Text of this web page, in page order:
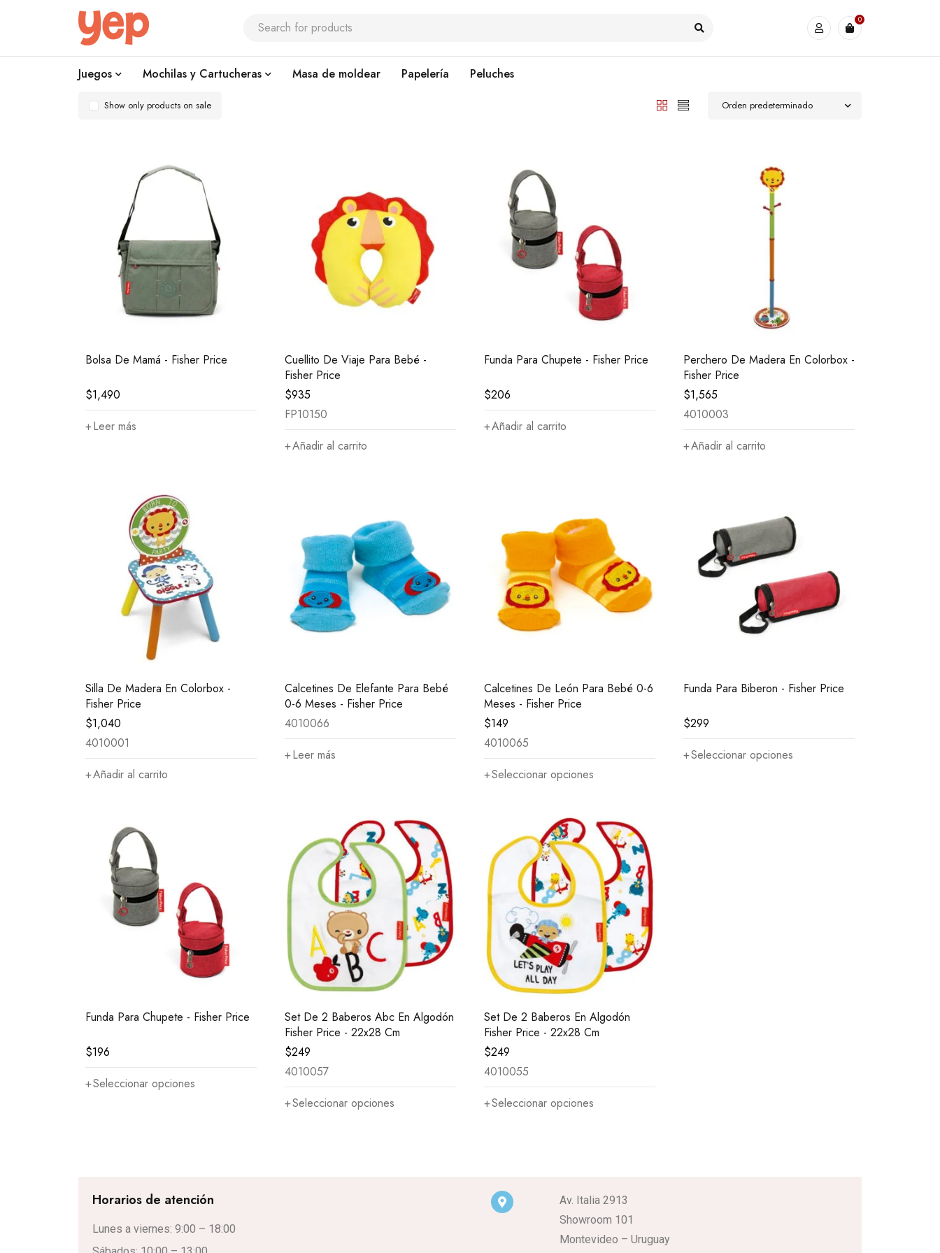
0
Juegos Mochilas y Cartucheras Masa de moldear Papelería Peluches
Orden predeterminado
Show only products on sale
Bolsa De Mamá - Fisher Price
$1,490
Leer más
Cuellito De Viaje Para Bebé -
Fisher Price
$935
FP10150
Añadir al carrito
Funda Para Chupete - Fisher Price
$206
Añadir al carrito
Perchero De Madera En Colorbox -
Fisher Price
$1,565
4010003
Añadir al carrito
Silla De Madera En Colorbox -
Fisher Price
$1,040
4010001
Añadir al carrito
Calcetines De Elefante Para Bebé
0-6 Meses - Fisher Price
4010066
Leer más
Calcetines De León Para Bebé 0-6
Meses - Fisher Price
$149
4010065
Seleccionar opciones
Funda Para Biberon - Fisher Price
$299
Seleccionar opciones
Funda Para Chupete - Fisher Price
$196
Seleccionar opciones
Set De 2 Baberos Abc En Algodón
Fisher Price - 22x28 Cm
$249
4010057
Seleccionar opciones
Set De 2 Baberos En Algodón
Fisher Price - 22x28 Cm
$249
4010055
Seleccionar opciones
Horarios de atención
Lunes a viernes: 9:00 – 18:00
Av. Italia 2913
Showroom 101
Montevideo – Uruguay